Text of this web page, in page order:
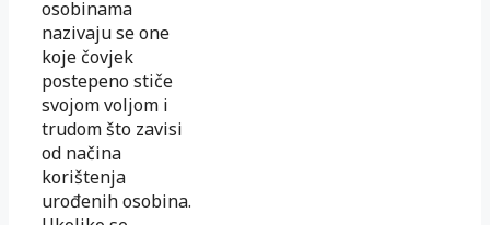
osobinama
nazivaju se one
koje čovjek
postepeno stiče
svojom voljom i
trudom što zavisi
od načina
korištenja
urođenih osobina.